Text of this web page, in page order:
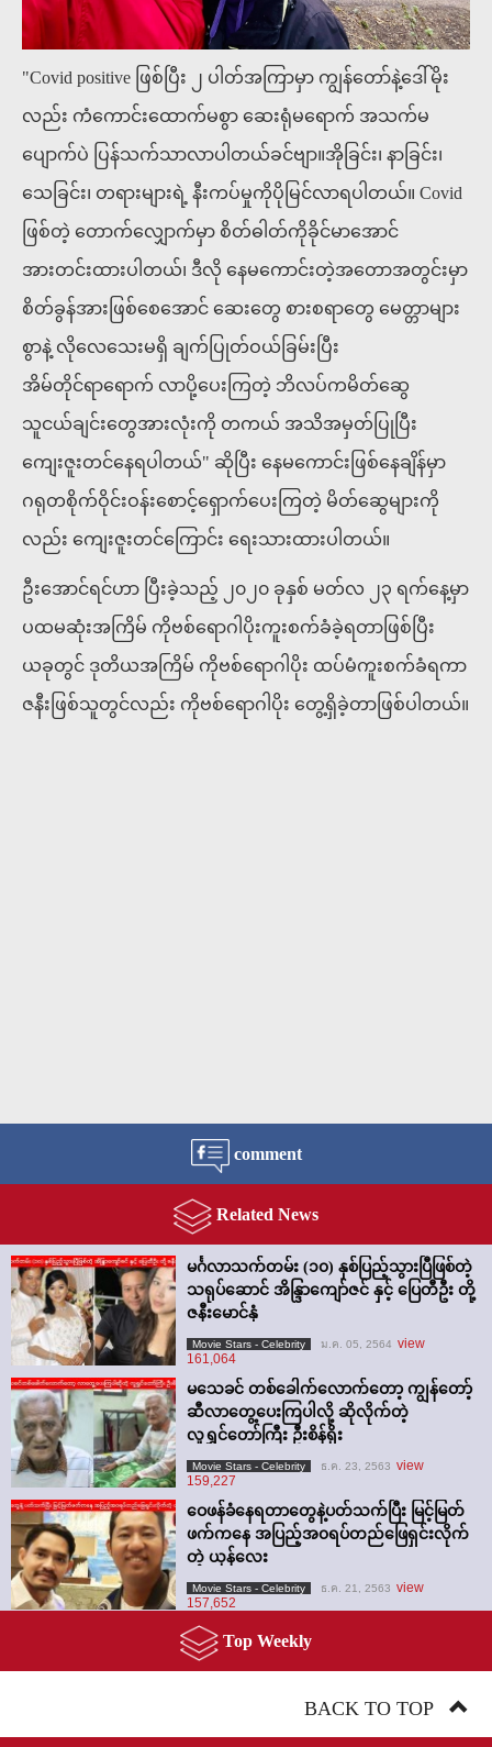
"Covid positive ဖြစ်ပြီး ၂ ပါတ်အကြာမှာ ကျွန်တော်နဲ့ဒေါ်မိုး
လည်း ကံကောင်းထောက်မစွာ ဆေးရုံမရောက် အသက်မ
ပျောက်ပဲ ပြန်သက်သာလာပါတယ်ခင်ဗျာ။အိုခြင်း၊ နာခြင်း၊
သေခြင်း၊ တရားများရဲ့ နီးကပ်မှုကိုပိုမြင်လာရပါတယ်။ Covid
ဖြစ်တဲ့ တောက်လျှောက်မှာ စိတ်ဓါတ်ကိုခိုင်မာအောင်
အားတင်းထားပါတယ်၊ ဒီလို နေမကောင်းတဲ့အတောအတွင်းမှာ
စိတ်ခွန်အားဖြစ်စေအောင် ဆေးတွေ စားစရာတွေ မေတ္တာများ
စွာနဲ့ လိုလေသေးမရှိ ချက်ပြုတ်ဝယ်ခြမ်းပြီး
အိမ်တိုင်ရာရောက် လာပို့ပေးကြတဲ့ ဘိလပ်ကမိတ်ဆွေ
သူငယ်ချင်းတွေအားလုံးကို တကယ် အသိအမှတ်ပြုပြီး
ကျေးဇူးတင်နေရပါတယ်" ဆိုပြီး နေမကောင်းဖြစ်နေချိန်မှာ
ဂရုတစိုက်ဝိုင်းဝန်းစောင့်ရှောက်ပေးကြတဲ့ မိတ်ဆွေများကို
လည်း ကျေးဇူးတင်ကြောင်း ရေးသားထားပါတယ်။
ဦးအောင်ရင်ဟာ ပြီးခဲ့သည့် ၂၀၂၀ ခုနှစ် မတ်လ ၂၃ ရက်နေ့မှာ
ပထမဆုံးအကြိမ် ကိုဗစ်ရောဂါပိုးကူးစက်ခံခဲ့ရတာဖြစ်ပြီး
ယခုတွင် ဒုတိယအကြိမ် ကိုဗစ်ရောဂါပိုး ထပ်မံကူးစက်ခံရကာ
ဇနီးဖြစ်သူတွင်လည်း ကိုဗစ်ရောဂါပိုး တွေ့ရှိခဲ့တာဖြစ်ပါတယ်။
comment
Related News
မင်္ဂလာသက်တမ်း (၁၀) နှစ်ပြည့်သွားပြီဖြစ်တဲ့
သရုပ်ဆောင် အိန္ဒြာကျော်ဇင် နှင့် ပြေတီဦး တို့
ဇနီးမောင်နှံ
Movie Stars - Celebrity ม.ค. 05, 2564 view
161,064
မသေခင် တစ်ခေါက်လောက်တော့ ကျွန်တော့်
ဆီလာတွေ့ပေးကြပါလို့ ဆိုလိုက်တဲ့
လူရွှင်တော်ကြီး ဦးစိန်ရိုး
Movie Stars - Celebrity ธ.ค. 23, 2563 view
159,227
ဝေဖန်ခံနေရတာတွေနဲ့ပတ်သက်ပြီး မြင့်မြတ်
ဖက်ကနေ အပြည့်အ၀ရပ်တည်ဖြေရှင်းလိုက်
တဲ့ ယုန်လေး
Movie Stars - Celebrity ธ.ค. 21, 2563 view
157,652
Top Weekly
BACK TO TOP